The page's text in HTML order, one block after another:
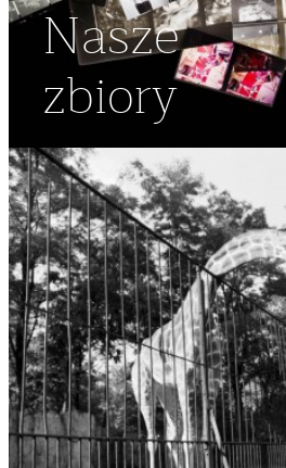
Nasze
zbiory